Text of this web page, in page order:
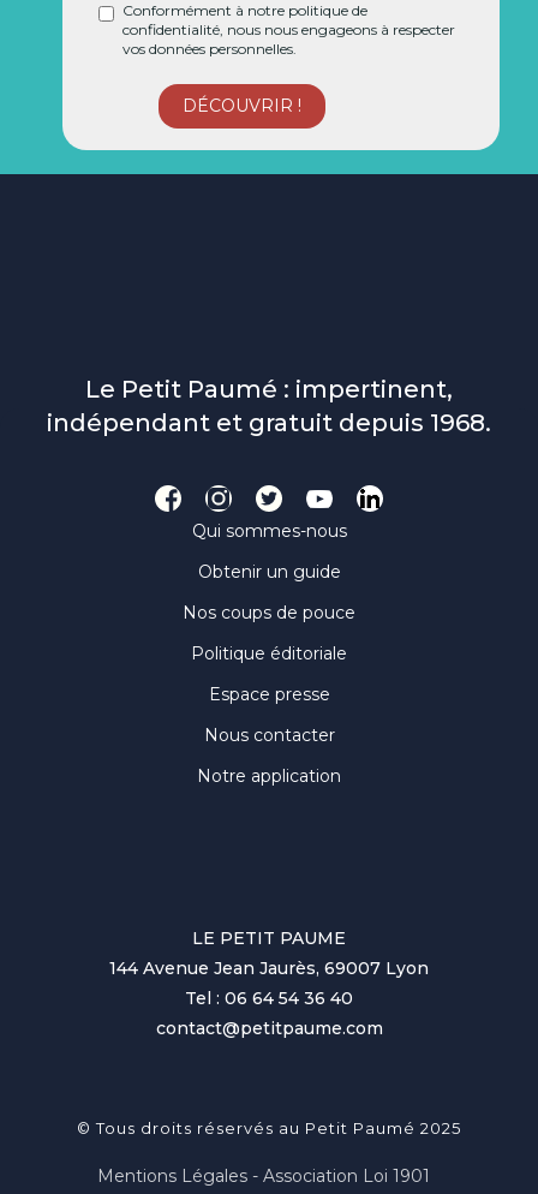
Conformément à notre politique de
confidentialité, nous nous engageons à respecter
vos données personnelles.
Le Petit Paumé : impertinent,
indépendant et gratuit depuis 1968.
Qui sommes-nous
Obtenir un guide
Nos coups de pouce
Politique éditoriale
Espace presse
Nous contacter
Notre application
LE PETIT PAUME
144 Avenue Jean Jaurès, 69007 Lyon
Tel : 06 64 54 36 40
contact@petitpaume.com
© Tous droits réservés au Petit Paumé 2025
Mentions Légales - Association Loi 1901